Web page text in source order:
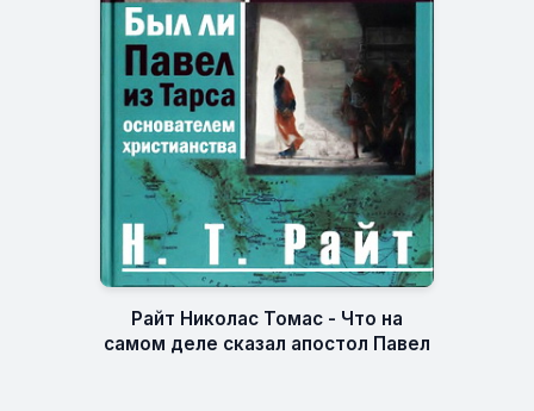
Райт Николас Томас - Что на
самом деле сказал апостол Павел